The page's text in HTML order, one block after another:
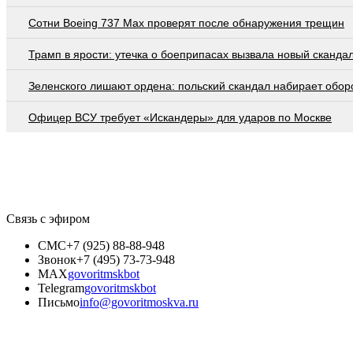
Сотни Boeing 737 Max проверят после обнаружения трещин
Трамп в ярости: утечка о боеприпасах вызвала новый
Зеленского лишают ордена: польский скандал набирает
Офицер ВСУ требует «Искандеры» для ударов по Москве
Связь с эфиром
СМС+7 (925) 88-88-948
Звонок+7 (495) 73-73-948
MAXgovoritmskbot
Telegramgovoritmskbot
Письмоinfo@govoritmoskva.ru